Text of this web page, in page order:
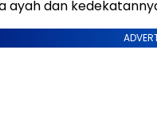
ayah dan